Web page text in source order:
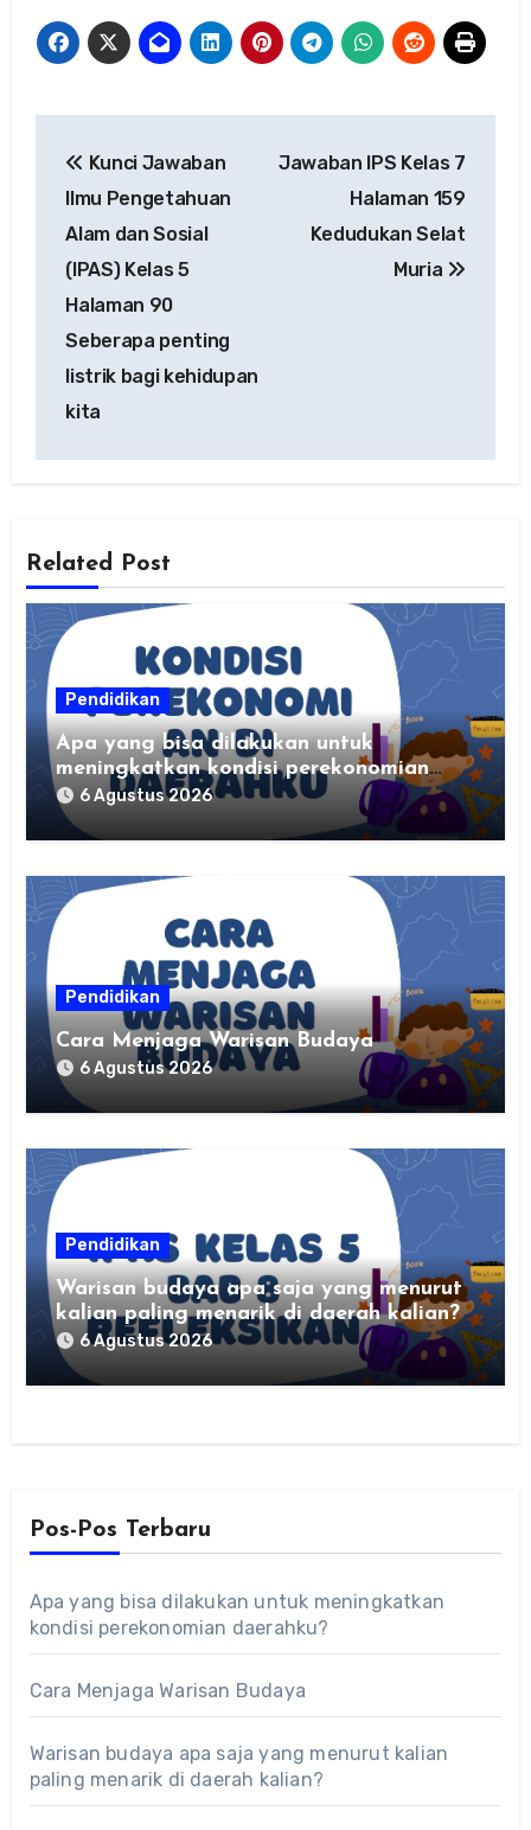
pos
Kunci Jawaban
Ilmu Pengetahuan
Alam dan Sosial
(IPAS) Kelas 5
Halaman 90
Seberapa penting
listrik bagi kehidupan
kita
Jawaban IPS Kelas 7
Halaman 159
Kedudukan Selat
Muria
Related Post
Pendidikan
Apa yang bisa dilakukan untuk
meningkatkan kondisi perekonomian
daerahku?
6 Agustus 2026
Pendidikan
Cara Menjaga Warisan Budaya
6 Agustus 2026
Pendidikan
Warisan budaya apa saja yang menurut
kalian paling menarik di daerah kalian?
6 Agustus 2026
Pos-Pos Terbaru
Apa yang bisa dilakukan untuk meningkatkan
kondisi perekonomian daerahku?
Cara Menjaga Warisan Budaya
Warisan budaya apa saja yang menurut kalian
paling menarik di daerah kalian?